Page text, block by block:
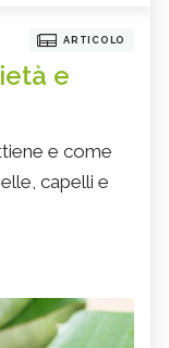
ARTICOLO
e
e come
capelli e